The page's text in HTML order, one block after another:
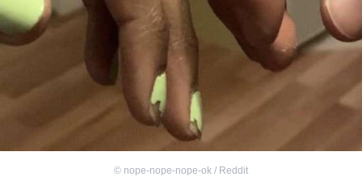
© nope-nope-nope-ok / Reddit